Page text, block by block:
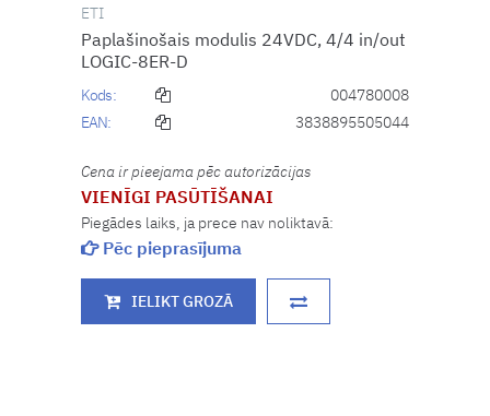
ETI
Paplašinošais modulis 24VDC, 4/4 in/out
LOGIC-8ER-D
Kods:
004780008
EAN:
3838895505044
Cena ir pieejama pēc autorizācijas
VIENĪGI PASŪTĪŠANAI
Piegādes laiks, ja prece nav noliktavā:
Pēc pieprasījuma
IELIKT GROZĀ